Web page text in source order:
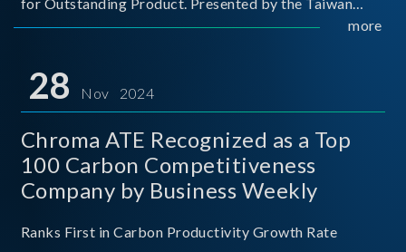
for Outstanding Product. Presented by the Taiwan
Optoelectronic and Semiconductor Industry
for thei
more
28 Nov 2024
Chroma ATE Recognized as a Top
100 Carbon Competitiveness
Company by Business Weekly
Ranks First in Carbon Productivity Growth Rate